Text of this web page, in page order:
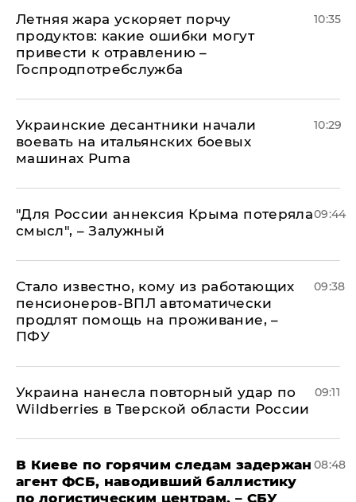
Летняя жара ускоряет порчу
продуктов: какие ошибки могут
привести к отравлению –
Госпродпотребслужба
10:35
Украинские десантники начали
воевать на итальянских боевых
машинах Puma
10:29
"Для России аннексия Крыма потеряла
смысл", – Залужный
09:44
Стало известно, кому из работающих
пенсионеров-ВПЛ автоматически
продлят помощь на проживание, –
ПФУ
09:38
Украина нанесла повторный удар по
Wildberries в Тверской области России
09:11
В Киеве по горячим следам задержан
агент ФСБ, наводивший баллистику
по логистическим центрам, – СБУ
08:48